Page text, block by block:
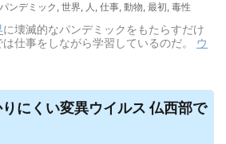
パンデミック , 世界, 人 , 仕事, 動物, 最初, 毒性
に壊滅的なパンデミックをもたらすだけ
仕事をしながら学習しているのだ。 ウ
にくい変異ウイルス仏西部で